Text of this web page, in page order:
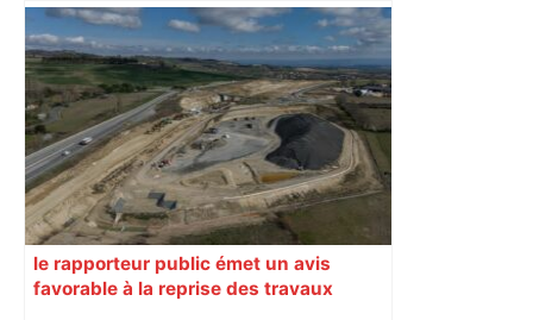
Municipales 2026 : Olivier Faure «pas
d’accord» pour dire que «tous les
insoumis sont devenus les clones de
Jean-Luc Mélenchon» – Libération
le rapporteur public émet un avis
favorable à la reprise des travaux